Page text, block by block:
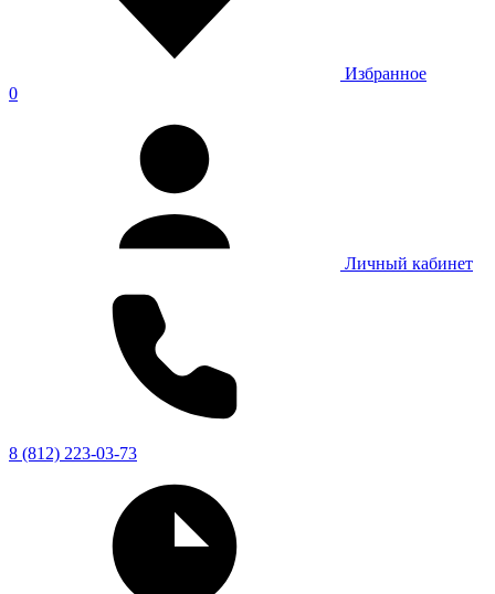
Избранное
0
Личный кабинет
8 (812) 223-03-73